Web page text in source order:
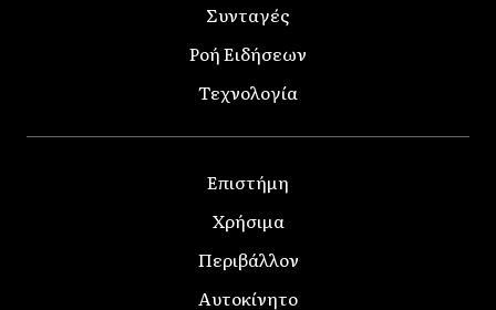
Συνταγές
Ροή Ειδήσεων
Τεχνολογία
Επιστήμη
Χρήσιμα
Περιβάλλον
Αυτοκίνητο